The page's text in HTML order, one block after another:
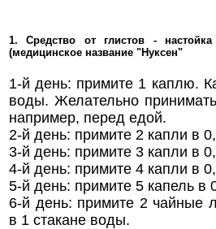
1. Средство от глистов - настойка
(медицинское название "Нуксен"
1-й день: примите 1 каплю.
воды. Желательно
например, перед едой.
2-й день: примите 2 капли в
3-й день: примите 3 капли в
4-й день: примите 4 капли в
5-й день: примите 5 капель в
6-й день: примите 2 чайные
в 1 стакане воды.